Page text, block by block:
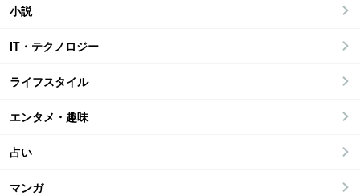
小説
IT・テクノロジー
ライフスタイル
エンタメ・趣味
占い
マンガ